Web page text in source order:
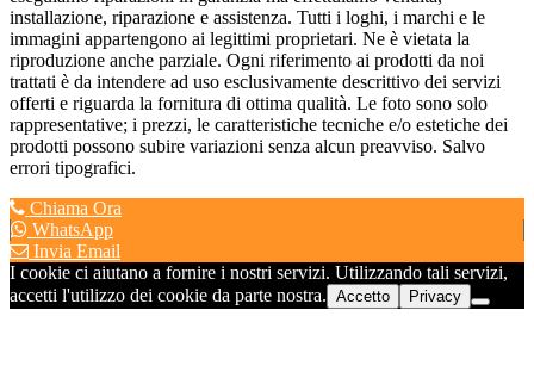
installazione, riparazione e assistenza. Tutti i loghi, i marchi e le
immagini appartengono ai legittimi proprietari. Ne è vietata la
riproduzione anche parziale. Ogni riferimento ai prodotti da noi
trattati è da intendere ad uso esclusivamente descrittivo dei servizi
offerti e riguarda la fornitura di ottima qualità. Le foto sono solo
rappresentative; i prezzi, le caratteristiche tecniche e/o estetiche dei
prodotti possono subire variazioni senza alcun preavviso. Salvo
errori tipografici.
Chiama Ora
WhatsApp
Invia Email
I cookie ci aiutano a fornire i nostri servizi. Utilizzando tali servizi,
accetti l'utilizzo dei cookie da parte nostra. Accetto Privacy